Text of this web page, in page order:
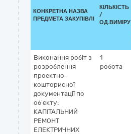
КОНКРЕТНА НАЗВА
ПРЕДМЕТА ЗАКУПІВЛІ
КІЛЬКІСТЬ
/
ОД.ВИМІРУ
Виконання робіт з
розроблення
проектно-
кошторисної
документації по
об’єкту:
КАПІТАЛЬНИЙ
РЕМОНТ
ЕЛЕКТРИЧНИХ
1
робота